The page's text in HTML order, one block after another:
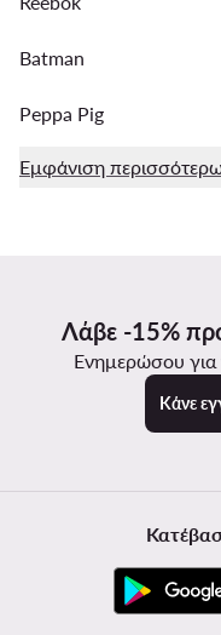
Batman
Peppa Pig
Εμφάνιση
Λάβε -15%
Ενημερώσου για
Κάνε